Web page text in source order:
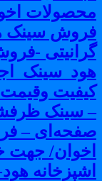
سینک
-فروش
وقیمت
سینک
– فر
جهت
هود-